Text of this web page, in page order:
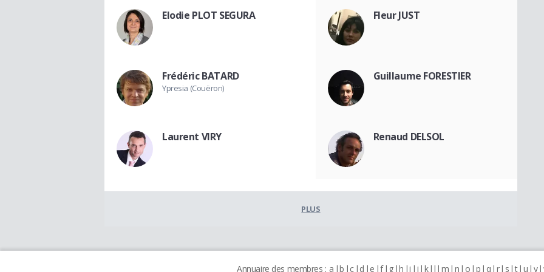
Elodie PLOT SEGURA Fleur JUST
Frédéric BATARD
Ypresia (Couëron)
Guillaume FORESTIER
Laurent VIRY Renaud DELSOL
PLUS
Annuaire des membres : a b c d e f g h i j k l m n o p q r s t u v